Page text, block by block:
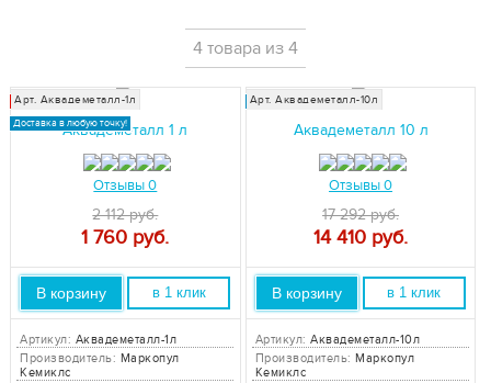
4 товара из 4
Хит продаж!
Доставка в любую точку!
Арт. Аквадеметалл-1л
Аквадеметалл 1 л
Отзывы 0
2 112 руб.
1 760 руб.
В корзину в 1 клик
Артикул: Аквадеметалл-1л
Производитель: Маркопул
Кемиклс
Доставка в любую точку!
Арт. Аквадеметалл-10л
Аквадеметалл 10 л
Отзывы 0
17 292 руб.
14 410 руб.
В корзину в 1 клик
Артикул:Аквадеметалл-10л
Производитель:Маркопул
Кемиклс